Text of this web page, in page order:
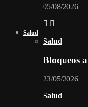
05/08/2026
Salud
Salud
Bloqueos
23/05/2026
Salud